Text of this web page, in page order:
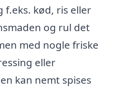
f.eks. kød, ris eller
og rul det
med nogle friske
eller
kan nemt spises